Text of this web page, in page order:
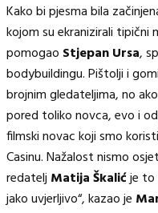
Kako bi pjesma bila
kojom su ekranizirali tipični
pomogao Stjepan Ursa,
bodybuildingu. Pištolji i
brojnim gledateljima, no
pored toliko novca, evo i
filmski novac koji smo
Casinu. Nažalost nismo
redatelj Matija Škalićje to
jako uvjerljivo“, kazao je